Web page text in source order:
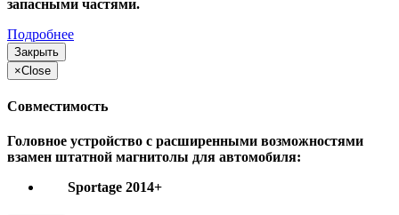
запасными частями.
Подробнее
Закрыть
×Close
Совместимость
Головное устройство с расширенными возможностями
взамен штатной магнитолы для автомобиля:
Sportage 2014+